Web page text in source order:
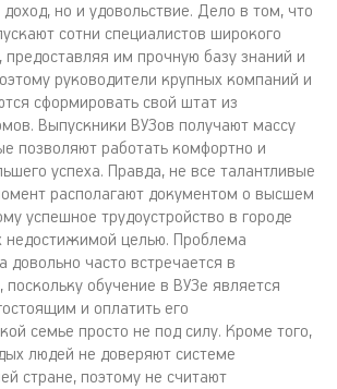
но и удовольствие. Дело в том, что
сотни специалистов широкого
им прочную базу знаний и
руководители крупных компаний и
сформировать свой штат из
Выпускники ВУЗов получают массу
позволяют работать комфортно и
успеха. Правда, не все талантливые
располагают документом о высшем
успешное трудоустройство в городе
недостижимой целью. Проблема
довольно часто встречается в
обучение в ВУЗе является
и оплатить его
семье просто не под силу. Кроме того,
людей не доверяют системе
стране, поэтому не считают